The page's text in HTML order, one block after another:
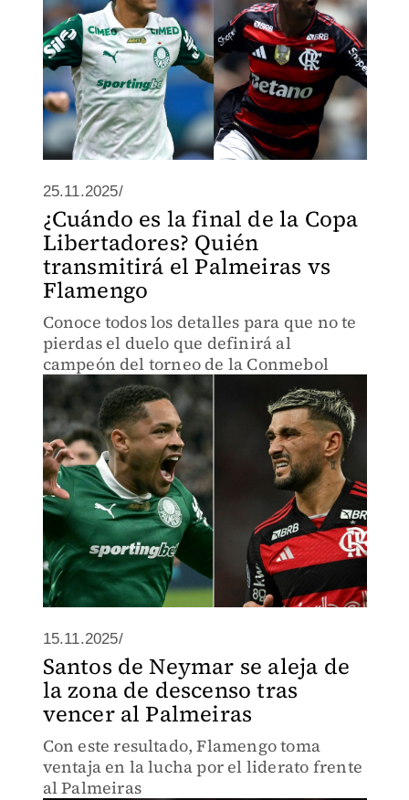
25.11.2025/
¿Cuándo es la final de la Copa
Libertadores? Quién
transmitirá el Palmeiras vs
Flamengo
Conoce todos los detalles para que no te
pierdas el duelo que definirá al
campeón del torneo de la Conmebol
15.11.2025/
Santos de Neymar se aleja de
la zona de descenso tras
vencer al Palmeiras
Con este resultado, Flamengo toma
ventaja en la lucha por el liderato frente
al Palmeiras